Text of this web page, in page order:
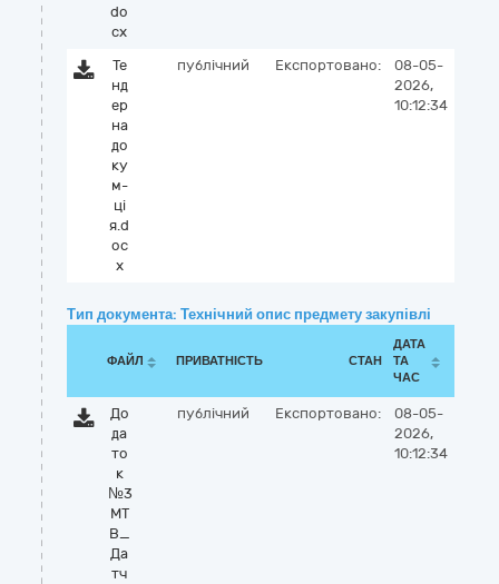
do
cx
Те
нд
ер
на
до
ку
м-
ці
я.d
oc
x
публічний Експортовано:
08-05-
2026,
10:12:34
Тип документа: Технічний опис предмету закупівлі
ФАЙЛ ПРИВАТНІСТЬ СТАН
ДАТА
ТА
ЧАС
До
да
то
к
№3
МТ
В_
Да
тч
публічний Експортовано:
08-05-
2026,
10:12:34